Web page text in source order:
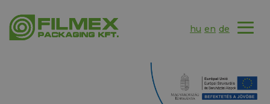
hu en de